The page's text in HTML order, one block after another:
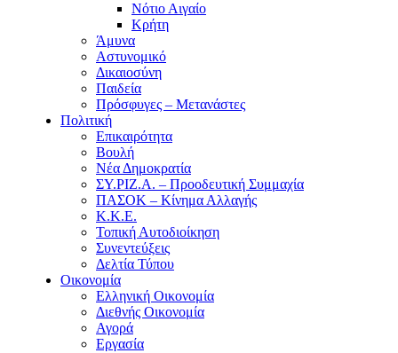
Νότιο Αιγαίο
Κρήτη
Άμυνα
Αστυνομικό
Δικαιοσύνη
Παιδεία
Πρόσφυγες – Μετανάστες
Πολιτική
Επικαιρότητα
Βουλή
Νέα Δημοκρατία
ΣΥ.ΡΙΖ.Α. – Προοδευτική Συμμαχία
ΠΑΣΟΚ – Κίνημα Αλλαγής
Κ.Κ.Ε.
Τοπική Αυτοδιοίκηση
Συνεντεύξεις
Δελτία Τύπου
Οικονομία
Ελληνική Οικονομία
Διεθνής Οικονομία
Αγορά
Εργασία